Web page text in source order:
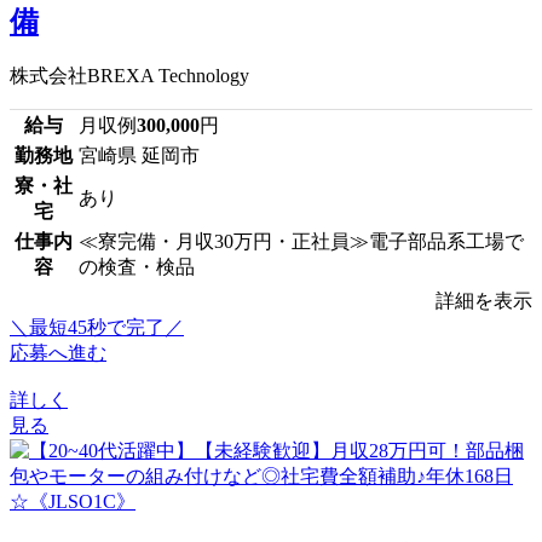
備
株式会社BREXA Technology
給与 月収例300,000円
勤務地 宮崎県 延岡市
寮・社
宅
あり
仕事内
容
≪寮完備・月収30万円・正社員≫電子部品系工場で
の検査・検品
詳細を表示
＼最短45秒で完了／
応募へ進む
詳しく
見る